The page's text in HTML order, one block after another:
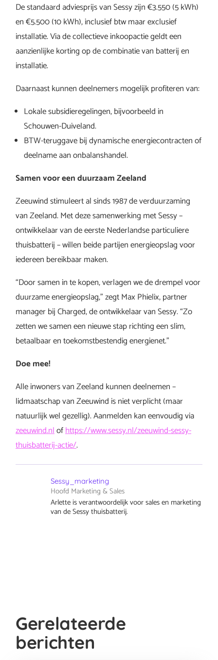
De standaard adviesprijs van Sessy zijn €3.550 (5 kWh)
en €5.500 (10 kWh), inclusief btw maar exclusief
installatie. Via de collectieve inkoopactie geldt een
aanzienlijke korting op de combinatie van batterij en
installatie.
Daarnaast kunnen deelnemers mogelijk profiteren van:
Lokale subsidieregelingen, bijvoorbeeld in
Schouwen-Duiveland.
BTW-teruggave bij dynamische energiecontracten of
deelname aan onbalanshandel.
Samen voor een duurzaam Zeeland
Zeeuwind stimuleert al sinds 1987 de verduurzaming
van Zeeland. Met deze samenwerking met Sessy –
ontwikkelaar van de eerste Nederlandse particuliere
thuisbatterij – willen beide partijen energieopslag voor
iedereen bereikbaar maken.
“Door samen in te kopen, verlagen we de drempel voor
duurzame energieopslag,” zegt Max Phielix, partner
manager bij Charged, de ontwikkelaar van Sessy. “Zo
zetten we samen een nieuwe stap richting een slim,
betaalbaar en toekomstbestendig energienet.”
Doe mee!
Alle inwoners van Zeeland kunnen deelnemen –
lidmaatschap van Zeeuwind is niet verplicht (maar
natuurlijk wel gezellig). Aanmelden kan eenvoudig via
zeeuwind.nlofhttps://www.sessy.nl/zeeuwind-sessy-
thuisbatterij-actie/.
Sessy_marketing
Hoofd Marketing & Sales
Arlette is verantwoordelijk voor sales en marketing
van de Sessy thuisbatterij.
Gerelateerde
berichten